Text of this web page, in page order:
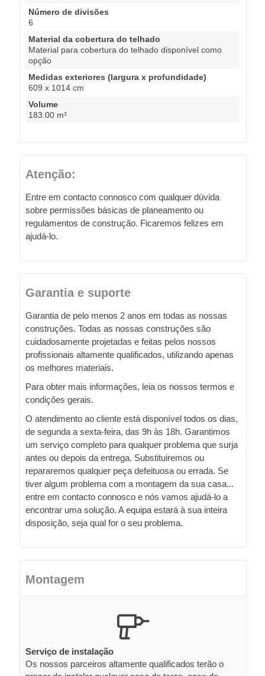
Número de divisões
6
Material da cobertura do telhado
Material para cobertura do telhado disponível como
opção
Medidas exteriores (largura x profundidade)
609 x 1014 cm
Volume
183.00 m³
Atenção:
Entre em contacto connosco com qualquer dúvida
sobre permissões básicas de planeamento ou
regulamentos de construção. Ficaremos felizes em
ajudá-lo.
Garantia e suporte
Garantia de pelo menos 2 anos em todas as nossas
construções. Todas as nossas construções são
cuidadosamente projetadas e feitas pelos nossos
profissionais altamente qualificados, utilizando apenas
os melhores materiais.
Para obter mais informações, leia os nossos termos e
condições gerais.
O atendimento ao cliente está disponível todos os dias,
de segunda a sexta-feira, das 9h às 18h. Garantimos
um serviço completo para qualquer problema que surja
antes ou depois da entrega. Substituiremos ou
repararemos qualquer peça defeituosa ou errada. Se
tiver algum problema com a montagem da sua casa...
entre em contacto connosco e nós vamos ajudá-lo a
encontrar uma solução. A equipa estará à sua inteira
disposição, seja qual for o seu problema.
Montagem
Serviço de instalação
Os nossos parceiros altamente qualificados terão o